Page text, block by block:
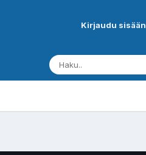
Kirjaudu sisään